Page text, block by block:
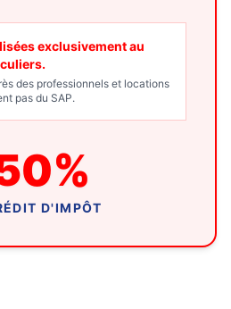
exclusivement au
des professionnels et locations
pas du SAP.
D'IMPÔT